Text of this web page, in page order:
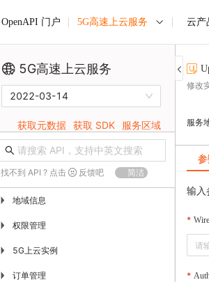
OpenAPI 门户 5G高速上云服务 云产
5G高速上云服务
2022-03-14
获取元数据 获取 SDK 服务区域
找不到 API ? 点击 反馈吧 简洁
▶ 地域信息
▶ 权限管理
▶ 5G上云实例
▶ 订单管理
修改
服务
输入